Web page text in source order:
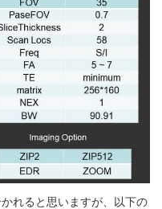
れると思いますが、以下の